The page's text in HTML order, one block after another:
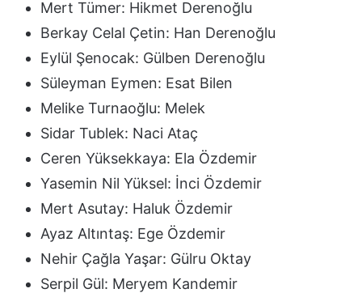
Mert Tümer: Hikmet Derenoğlu
Berkay Celal Çetin: Han Derenoğlu
Eylül Şenocak: Gülben Derenoğlu
Süleyman Eymen: Esat Bilen
Melike Turnaoğlu: Melek
Sidar Tublek: Naci Ataç
Ceren Yüksekkaya: Ela Özdemir
Yasemin Nil Yüksel: İnci Özdemir
Mert Asutay: Haluk Özdemir
Ayaz Altıntaş: Ege Özdemir
Nehir Çağla Yaşar: Gülru Oktay
Serpil Gül: Meryem Kandemir